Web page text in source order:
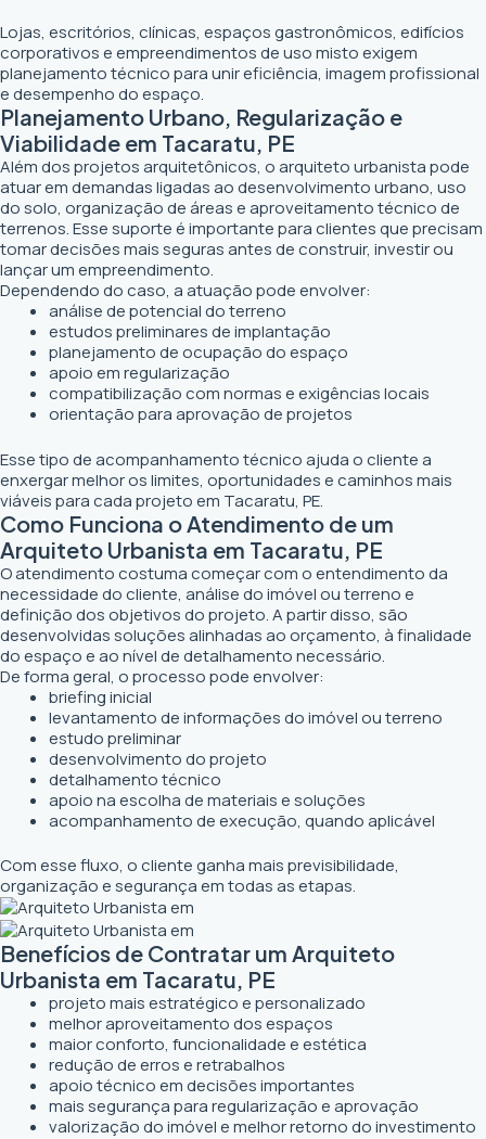
Lojas, escritórios, clínicas, espaços gastronômicos, edifícios
corporativos e empreendimentos de uso misto exigem
planejamento técnico para unir eficiência, imagem profissional
e desempenho do espaço.
Planejamento Urbano, Regularização e
Viabilidade em Tacaratu, PE
Além dos projetos arquitetônicos, o arquiteto urbanista pode
atuar em demandas ligadas ao desenvolvimento urbano, uso
do solo, organização de áreas e aproveitamento técnico de
terrenos. Esse suporte é importante para clientes que precisam
tomar decisões mais seguras antes de construir, investir ou
lançar um empreendimento.
Dependendo do caso, a atuação pode envolver:
análise de potencial do terreno
estudos preliminares de implantação
planejamento de ocupação do espaço
apoio em regularização
compatibilização com normas e exigências locais
orientação para aprovação de projetos
Esse tipo de acompanhamento técnico ajuda o cliente a
enxergar melhor os limites, oportunidades e caminhos mais
viáveis para cada projeto em Tacaratu, PE.
Como Funciona o Atendimento de um
Arquiteto Urbanista em Tacaratu, PE
O atendimento costuma começar com o entendimento da
necessidade do cliente, análise do imóvel ou terreno e
definição dos objetivos do projeto. A partir disso, são
desenvolvidas soluções alinhadas ao orçamento, à finalidade
do espaço e ao nível de detalhamento necessário.
De forma geral, o processo pode envolver:
briefing inicial
levantamento de informações do imóvel ou terreno
estudo preliminar
desenvolvimento do projeto
detalhamento técnico
apoio na escolha de materiais e soluções
acompanhamento de execução, quando aplicável
Com esse fluxo, o cliente ganha mais previsibilidade,
organização e segurança em todas as etapas.
Benefícios de Contratar um Arquiteto
Urbanista em Tacaratu, PE
projeto mais estratégico e personalizado
melhor aproveitamento dos espaços
maior conforto, funcionalidade e estética
redução de erros e retrabalhos
apoio técnico em decisões importantes
mais segurança para regularização e aprovação
valorização do imóvel e melhor retorno do investimento